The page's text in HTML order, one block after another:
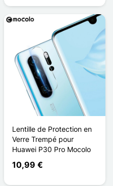
Lentille de Protection en
Verre Trempé pour
Huawei P30 Pro Mocolo
10,99 €